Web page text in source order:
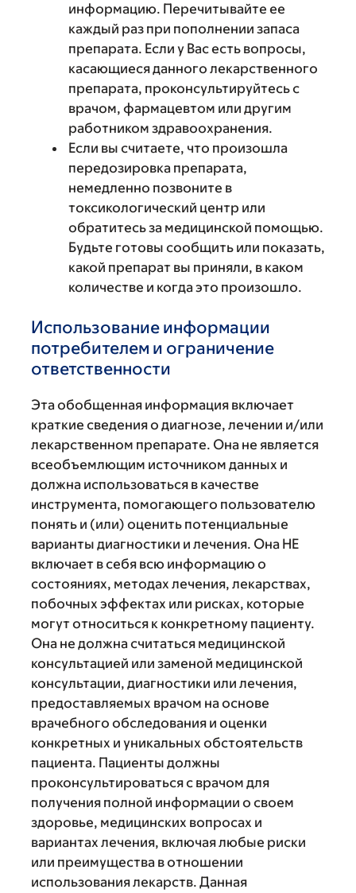
информацию. Перечитывайте ее
каждый раз при пополнении запаса
препарата. Если у Вас есть вопросы,
касающиеся данного лекарственного
препарата, проконсультируйтесь с
врачом, фармацевтом или другим
работником здравоохранения.
Если вы считаете, что произошла
передозировка препарата,
немедленно позвоните в
токсикологический центр или
обратитесь за медицинской помощью.
Будьте готовы сообщить или показать,
какой препарат вы приняли, в каком
количестве и когда это произошло.
Использование информации
потребителем и ограничение
ответственности
Эта обобщенная информация включает
краткие сведения о диагнозе, лечении и/или
лекарственном препарате. Она не является
всеобъемлющим источником данных и
должна использоваться в качестве
инструмента, помогающего пользователю
понять и (или) оценить потенциальные
варианты диагностики и лечения. Она НЕ
включает в себя всю информацию о
состояниях, методах лечения, лекарствах,
побочных эффектах или рисках, которые
могут относиться к конкретному пациенту.
Она не должна считаться медицинской
консультацией или заменой медицинской
консультации, диагностики или лечения,
предоставляемых врачом на основе
врачебного обследования и оценки
конкретных и уникальных обстоятельств
пациента. Пациенты должны
проконсультироваться с врачом для
получения полной информации о своем
здоровье, медицинских вопросах и
вариантах лечения, включая любые риски
или преимущества в отношении
использования лекарств. Данная